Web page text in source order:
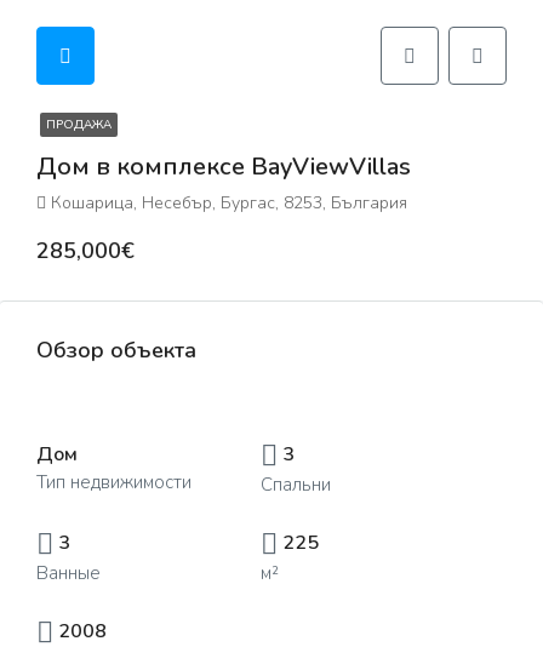
ПРОДАЖА
Дом в комплексе BayViewVillas
Кошарица, Несебър, Бургас, 8253, България
285,000€
Обзор объекта
Дом
Тип недвижимости
3
Спальни
3
Ванные
225
м²
2008